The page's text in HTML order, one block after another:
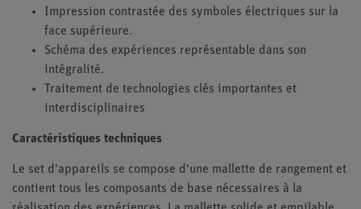
Impression contrastée des symboles électriques sur la
face supérieure.
Schéma des expériences représentable dans son
intégralité.
Traitement de technologies clés importantes et
interdisciplinaires
Caractéristiques techniques
Le set d'appareils se compose d'une mallette de rangement et
contient tous les composants de base nécessaires à la